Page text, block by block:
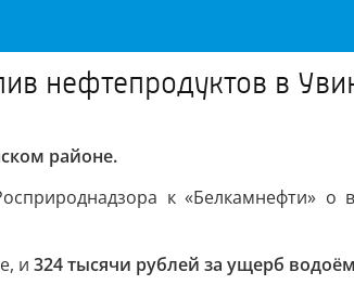
нефтепродуктов в
районе.
к «Белкамнефти» о
и 324 тысячи рублей за ущерб